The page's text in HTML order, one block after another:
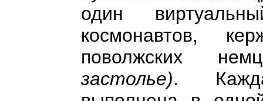
один
космонавтов,
поволжских
застолье).